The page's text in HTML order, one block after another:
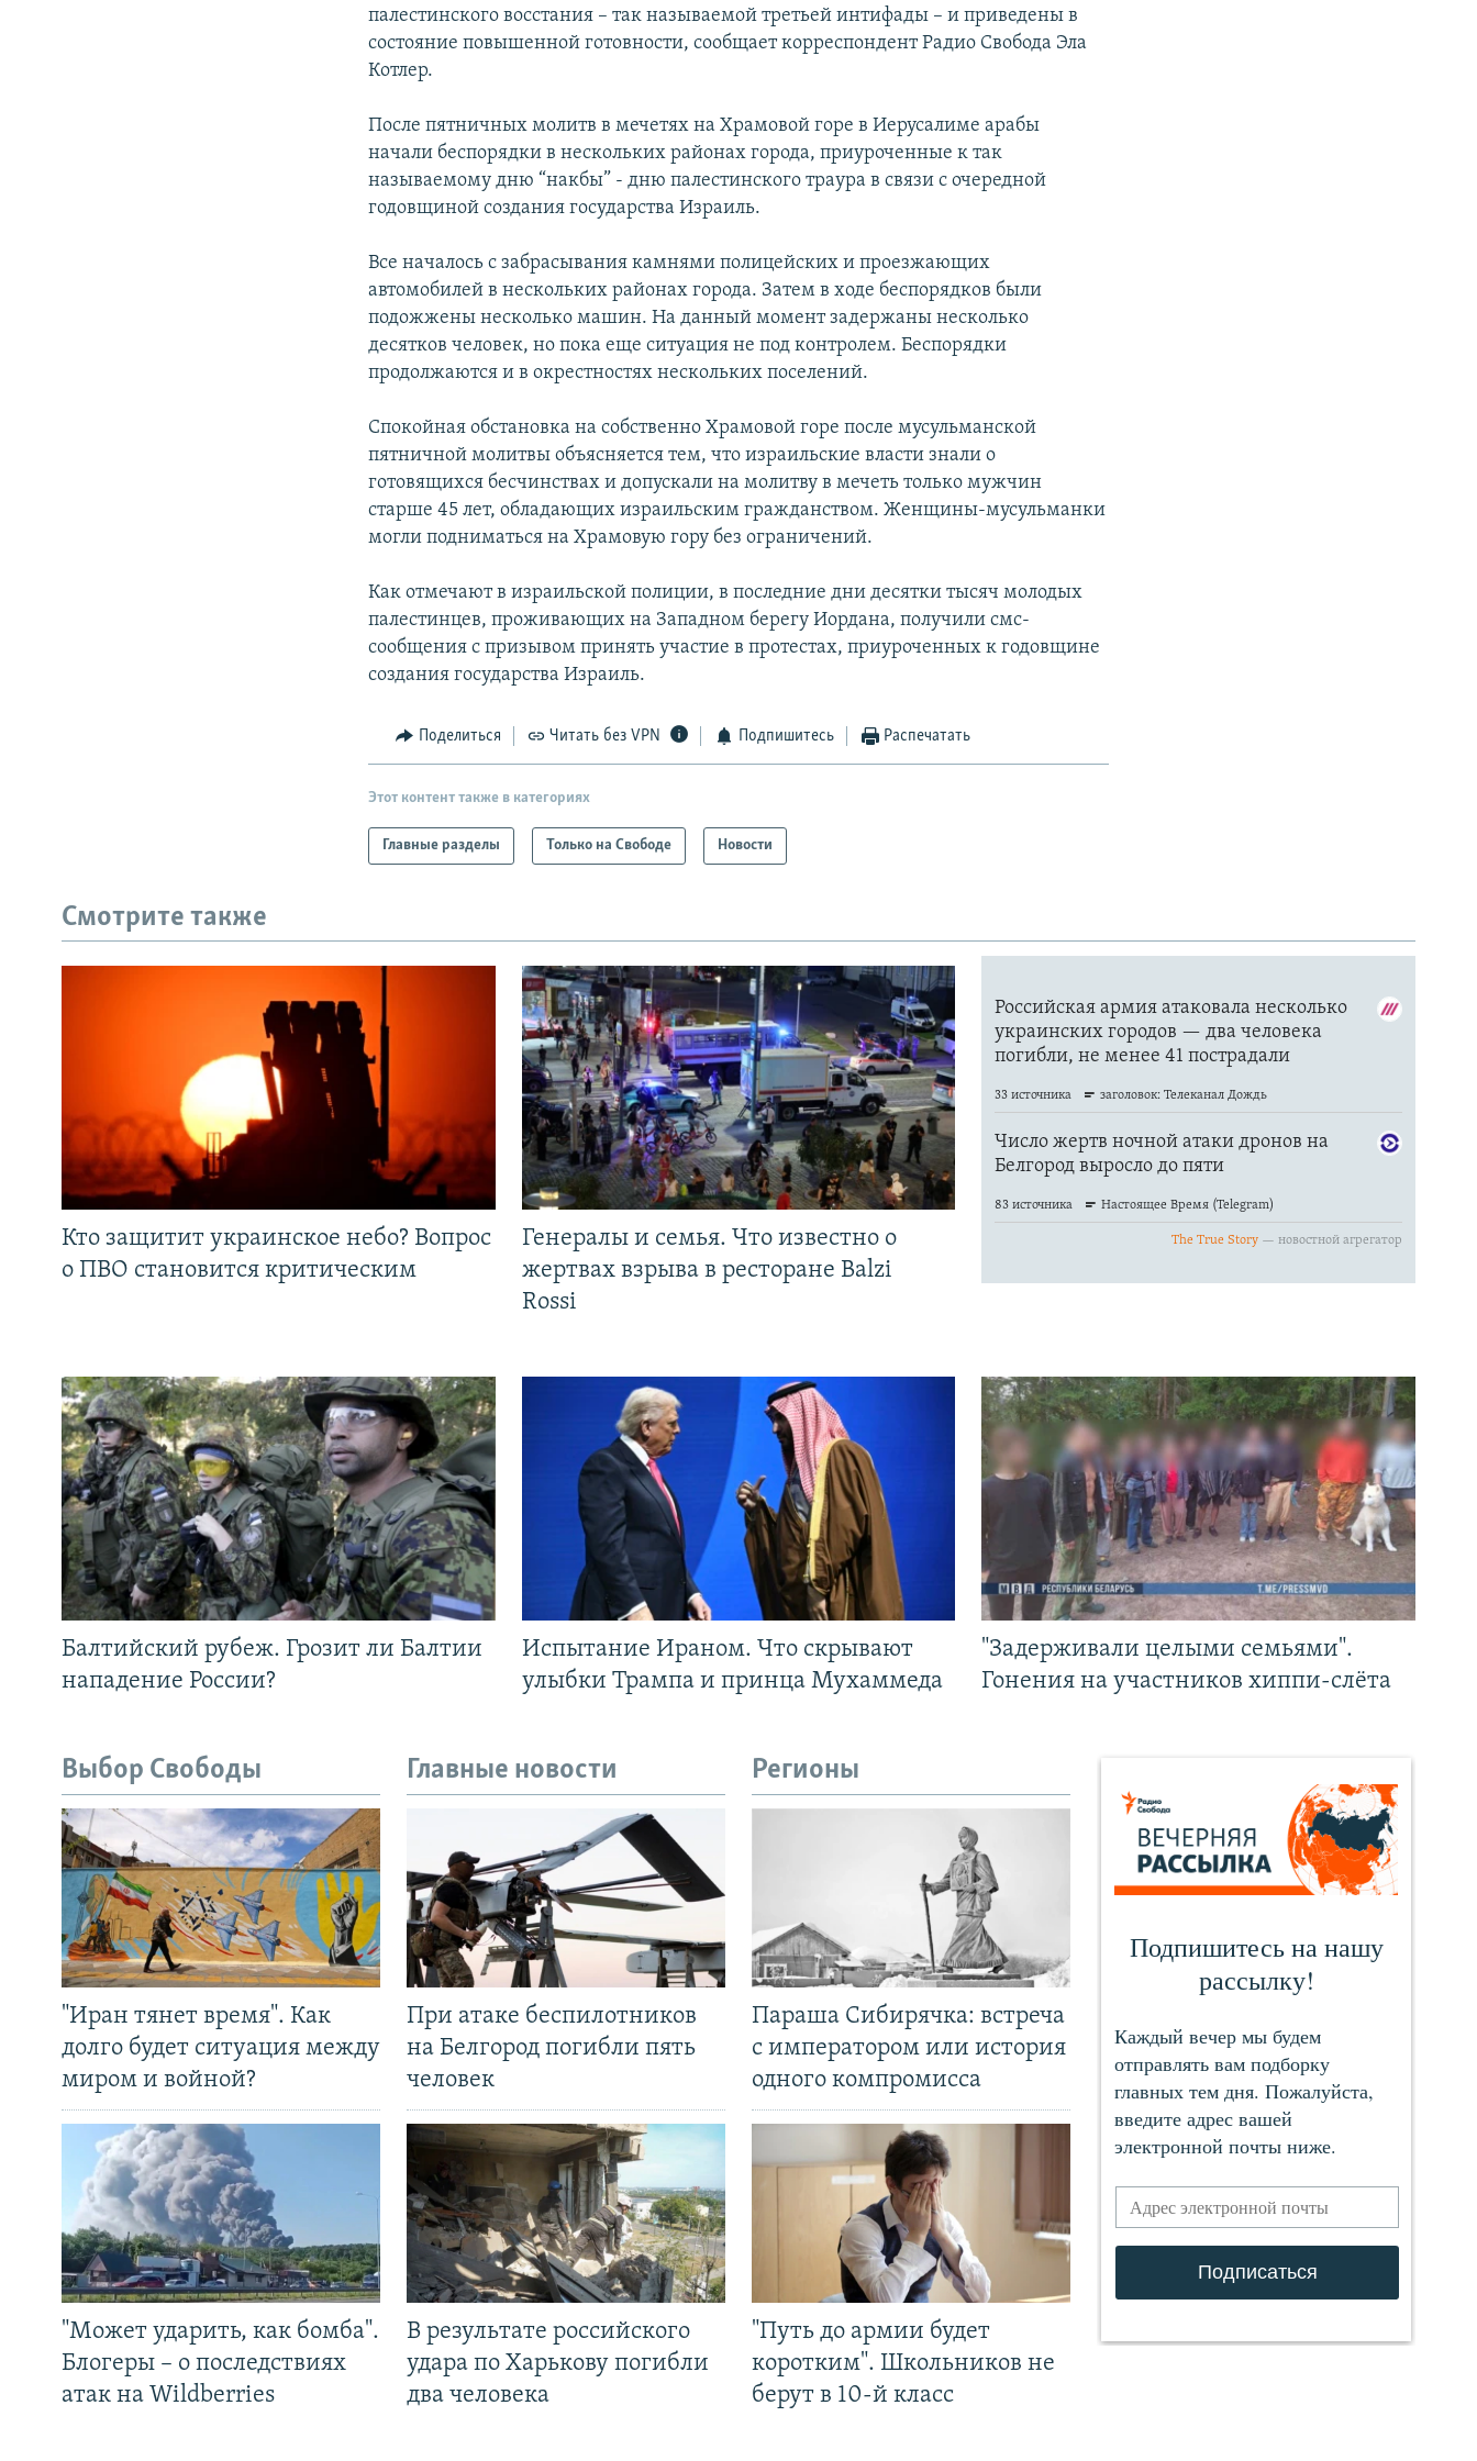
палестинского восстания – так называемой третьей интифады – и приведены в
состояние повышенной готовности, сообщает корреспондент Радио Свобода Эла
Котлер.
После пятничных молитв в мечетях на Храмовой горе в Иерусалиме арабы
начали беспорядки в нескольких районах города, приуроченные к так
называемому дню “накбы” - дню палестинского траура в связи с очередной
годовщиной создания государства Израиль.
Все началось с забрасывания камнями полицейских и проезжающих
автомобилей в нескольких районах города. Затем в ходе беспорядков были
подожжены несколько машин. На данный момент задержаны несколько
десятков человек, но пока еще ситуация не под контролем. Беспорядки
продолжаются и в окрестностях нескольких поселений.
Спокойная обстановка на собственно Храмовой горе после мусульманской
пятничной молитвы объясняется тем, что израильские власти знали о
готовящихся бесчинствах и допускали на молитву в мечеть только мужчин
старше 45 лет, обладающих израильским гражданством. Женщины-мусульманки
могли подниматься на Храмовую гору без ограничений.
Как отмечают в израильской полиции, в последние дни десятки тысяч молодых
палестинцев, проживающих на Западном берегу Иордана, получили смс-
сообщения с призывом принять участие в протестах, приуроченных к годовщине
создания государства Израиль.
Поделиться Читать без VPN Подпишитесь Распечатать
Этот контент также в категориях
Главные разделы Только на Свободе Новости
Смотрите также
Кто защитит украинское небо? Вопрос
о ПВО становится критическим
Генералы и семья. Что известно о
жертвах взрыва в ресторане Balzi
Rossi
Балтийский рубеж. Грозит ли Балтии
нападение России?
Испытание Ираном. Что скрывают
улыбки Трампа и принца Мухаммеда
"Задерживали целыми семьями".
Гонения на участников хиппи-слёта
Выбор Свободы
"Иран тянет время". Как
долго будет ситуация между
миром и войной?
"Может ударить, как бомба".
Блогеры – о последствиях
атак на Wildberries
Главные новости
При атаке беспилотников
на Белгород погибли пять
человек
В результате российского
удара по Харькову погибли
два человека
Регионы
Параша Сибирячка: встреча
с императором или история
одного компромисса
"Путь до армии будет
коротким". Школьников не
берут в 10-й класс